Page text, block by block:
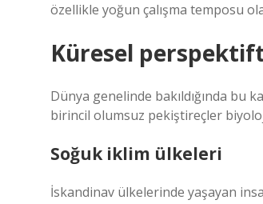
özellikle yoğun çalışma temposu
Küresel
Dünya genelinde bakıldığında bu
birincil olumsuz pekiştireçler
Soğuk iklim ülkeleri
İskandinav ülkelerinde yaşayan